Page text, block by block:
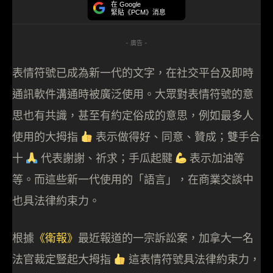
在 Google
緊貼《PCM》消息
- 廣告 -
表情符號已成為新一代的文字，在社交平台及即時
通訊軟件溝通時被廣泛使用。大眾對表情符號的意
思也有共識，甚至有約定俗成的意思，例如最多人
使用的大拇指
表示做得好、同意、贊成；雙手合
十
代表謝謝、祈求；手瓜起腱
表示加油等
等。而這些新一代使用的「語言」，在商業交談中
也具法律約束力。
根據 《衛報》 最近報道的一宗訴訟案，加拿大一名
法官裁定豎起大拇指
這表情符號具法律約束力，